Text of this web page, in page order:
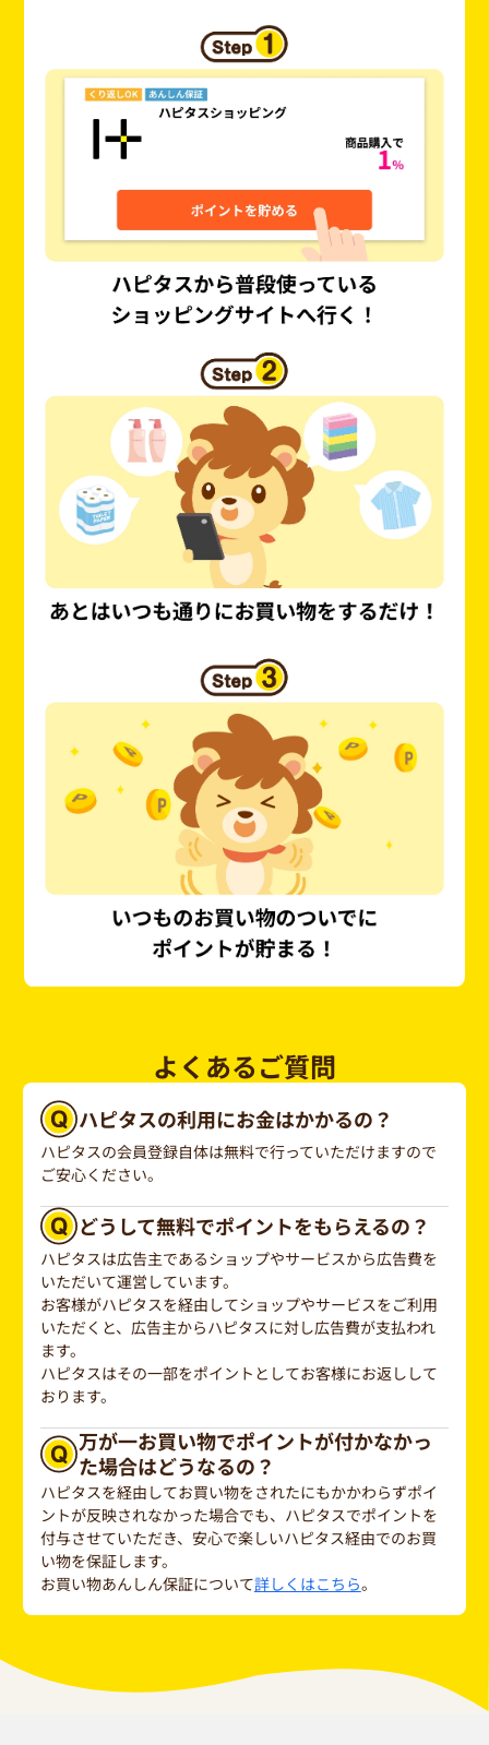
よくあるご質問
ハピタスの利用にお金はかかるの？
ハピタスの会員登録自体は無料で行っていただけますので
ご安心ください。
どうして無料でポイントをもらえるの？
ハピタスは広告主であるショップやサービスから広告費を
いただいて運営しています。
お客様がハピタスを経由してショップやサービスをご利用
いただくと、広告主からハピタスに対し広告費が支払われ
ます。
ハピタスはその一部をポイントとしてお客様にお返しして
おります。
万が一お買い物でポイントが付かなかっ
た場合はどうなるの？
ハピタスを経由してお買い物をされたにもかかわらずポイ
ントが反映されなかった場合でも、ハピタスでポイントを
付与させていただき、安心で楽しいハピタス経由でのお買
い物を保証します。
お買い物あんしん保証について詳しくはこちら。